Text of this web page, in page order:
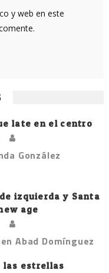
y web en este
late en el centro
González
izquierda y Santa
age
Abad Domínguez
las estrellas